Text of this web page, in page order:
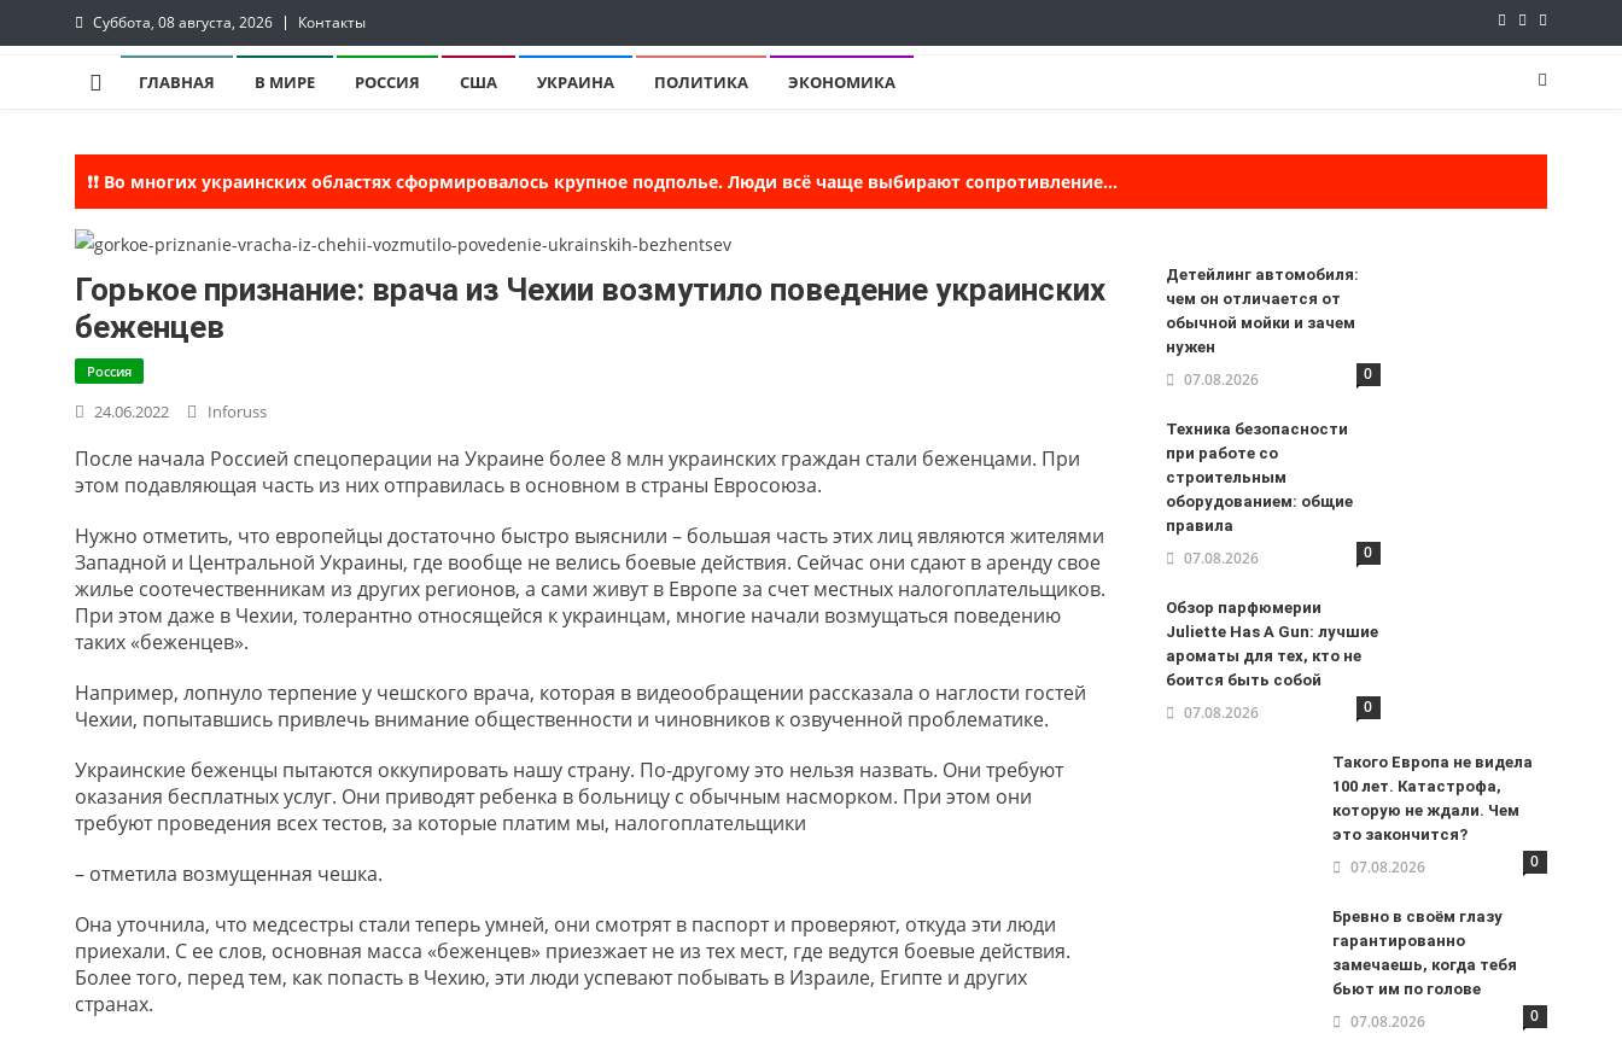
to
Суббота, 08 августа, 2026 Контакты
InfoRuss
InfoRuss — Новости
ГЛАВНАЯ В МИРЕ РОССИЯ США УКРАИНА ПОЛИТИКА ЭКОНОМИКА
❗❗ Во многих украинских областях сформировалось крупное подполье. Люди всё чаще выбирают сопротивление...
Горькое признание: врача из Чехии возмутило поведение украинских
беженцев
Россия
24.06.2022 Inforuss
После начала Россией спецоперации на Украине более 8 млн украинских граждан стали беженцами. При
этом подавляющая часть из них отправилась в основном в страны Евросоюза.
Нужно отметить, что европейцы достаточно быстро выяснили – большая часть этих лиц являются жителями
Западной и Центральной Украины, где вообще не велись боевые действия. Сейчас они сдают в аренду свое
жилье соотечественникам из других регионов, а сами живут в Европе за счет местных налогоплательщиков.
При этом даже в Чехии, толерантно относящейся к украинцам, многие начали возмущаться поведению
таких «беженцев».
Например, лопнуло терпение у чешского врача, которая в видеообращении рассказала о наглости гостей
Чехии, попытавшись привлечь внимание общественности и чиновников к озвученной проблематике.
Украинские беженцы пытаются оккупировать нашу страну. По-другому это нельзя назвать. Они требуют
оказания бесплатных услуг. Они приводят ребенка в больницу с обычным насморком. При этом они
требуют проведения всех тестов, за которые платим мы, налогоплательщики
– отметила возмущенная чешка.
Она уточнила, что медсестры стали теперь умней, они смотрят в паспорт и проверяют, откуда эти люди
приехали. С ее слов, основная масса «беженцев» приезжает не из тех мест, где ведутся боевые действия.
Более того, перед тем, как попасть в Чехию, эти люди успевают побывать в Израиле, Египте и других
странах.
Детейлинг автомобиля:
чем он отличается от
обычной мойки и зачем
нужен
07.08.2026 0
Техника безопасности
при работе со
строительным
оборудованием: общие
правила
07.08.2026 0
Обзор парфюмерии
Juliette Has A Gun: лучшие
ароматы для тех, кто не
боится быть собой
07.08.2026 0
Такого Европа не видела
100 лет. Катастрофа,
которую не ждали. Чем
это закончится?
07.08.2026 0
Бревно в своём глазу
гарантированно
замечаешь, когда тебя
бьют им по голове
07.08.2026 0